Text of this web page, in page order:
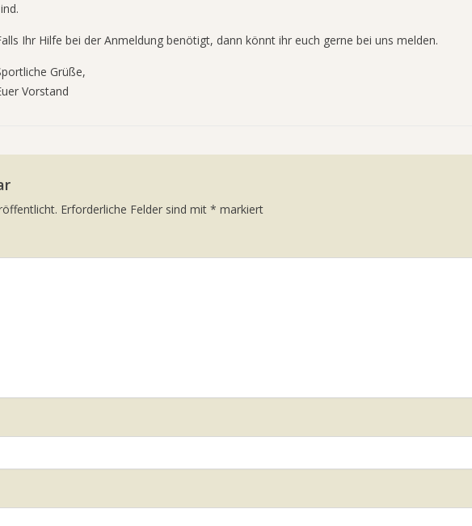
Ihr Hilfe bei der Anmeldung benötigt, dann könnt ihr euch gerne bei uns melden.
Grüße,
Vorstand
Erforderliche Felder sind mit * markiert